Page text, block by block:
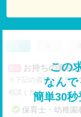
この
なんで
簡単30秒
必須 お持ちの資格
※下記の資格に該当
相談ください。
保育士・幼稚園